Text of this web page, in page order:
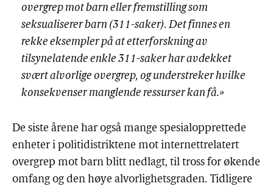
overgrep mot barn eller fremstilling som
seksualiserer barn (311-saker). Det finnes en
rekke eksempler på at etterforskning av
tilsynelatende enkle 311-saker har avdekket
svært alvorlige overgrep, og understreker hvilke
konsekvenser manglende ressurser kan få.»
De siste årene har også mange spesialopprettede
enheter i politidistriktene mot internettrelatert
overgrep mot barn blitt nedlagt, til tross for økende
omfang og den høye alvorlighetsgraden. Tidligere